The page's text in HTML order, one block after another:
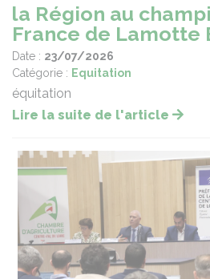
la Région au
France de Lamotte
Date : 23/07/2026
Catégorie : Equitation
équitation
Lire la suite de l'article